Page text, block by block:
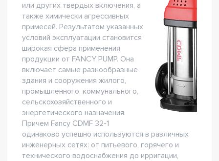
или других твердых включения, а
также химически агрессивных
примесей. Результатом указанных
условий эксплуатации становится
широкая сфера применения
продукции от FANCY PUMP. Она
включает самые разнообразные
здания и сооружения жилого,
промышленного, коммунального,
сельскохозяйственного и
энергетического назначения.
Причем Fancy CDMF 32-1
одинаково успешно используются в различных
инженерных сетях: от питьевого, горячего и
технического водоснабжения до ирригации,